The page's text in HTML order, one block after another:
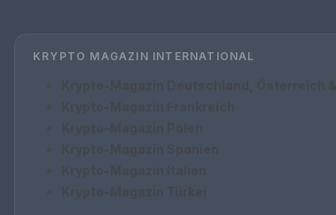
KRYPTO MAGAZIN INTERNATIONAL